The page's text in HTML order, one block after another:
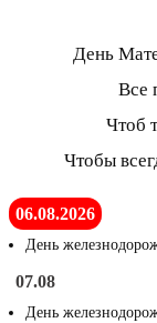
День
Все
Чтоб
Чтобы
06.08.2026
День
07.08
День